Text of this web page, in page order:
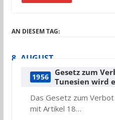
AN DIESEM TAG:
8. AUGUST
1956
Gesetz zum
Tunesien wird
Das Gesetz zum
mit Artikel 18…